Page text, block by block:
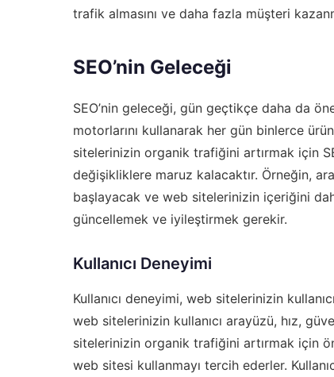
trafik almasını ve daha fazla müşteri
SEO’nin Geleceği
SEO’nin geleceği, gün geçtikçe daha da
motorlarını kullanarak her gün binlerce
sitelerinizin organik trafiğini artırmak için
değişikliklere maruz kalacaktır. Örneğin,
başlayacak ve web sitelerinizin içeriğini
güncellemek ve iyileştirmek gerekir.
Kullanıcı Deneyimi
Kullanıcı deneyimi, web sitelerinizin
web sitelerinizin kullanıcı arayüzü, hız,
sitelerinizin organik trafiğini artırmak için
web sitesi kullanmayı tercih ederler.